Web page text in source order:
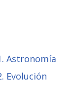
Astronomía
Evolución